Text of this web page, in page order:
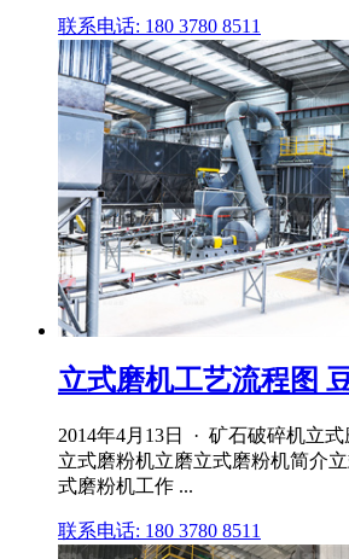
联系电话: 180 3780 8511
立式磨机工艺流程图
2014年4月13日 · 矿石破碎机立
立式磨粉机立磨立式磨粉机简介
式磨粉机工作 ...
联系电话: 180 3780 8511